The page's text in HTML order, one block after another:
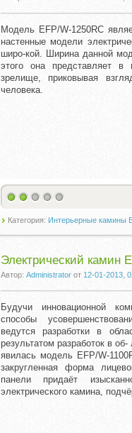
Модель EFP/W-1250RC
настенные модели
широ-кой. Ширина данной
этого она представляет в
зрелище, приковывая
человека.
Категория: Интерьерные камины
Электрический камин
Автор: Administratorот 12-01-2013,
Будучи инновационной
способы
ведутся разработки в
результатом разработок в
явилась модель EFP/W-
закругленная форма
панели придаёт
электрического камина,